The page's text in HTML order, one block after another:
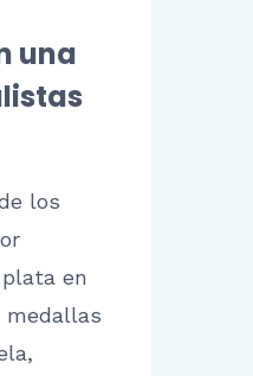
una
los
en
medallas